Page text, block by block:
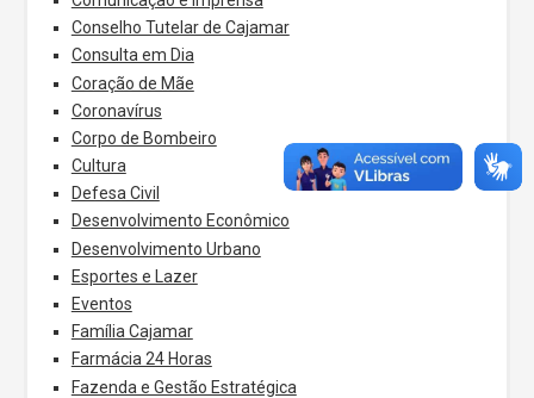
Conselho Tutelar de Cajamar
Consulta em Dia
Coração de Mãe
Coronavírus
Corpo de Bombeiro
Cultura
Defesa Civil
Desenvolvimento Econômico
Desenvolvimento Urbano
Esportes e Lazer
Eventos
Família Cajamar
Farmácia 24 Horas
Fazenda e Gestão Estratégica